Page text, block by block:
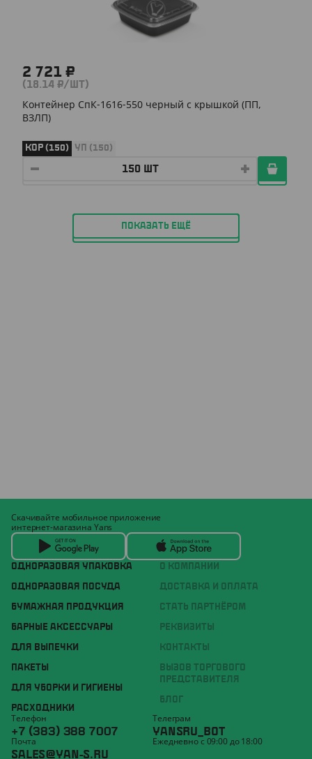
2 721 ₽
(18.14 ₽/ШТ)
Контейнер СпК-1616-550 черный с крышкой (ПП,
ВЗЛП)
КОР (150) УП (150)
ПОКАЗАТЬ ЕЩЁ
ОДНОРАЗОВАЯ УПАКОВКА
ОДНОРАЗОВАЯ ПОСУДА
БУМАЖНАЯ ПРОДУКЦИЯ
БАРНЫЕ АКСЕССУАРЫ
ДЛЯ ВЫПЕЧКИ
ПАКЕТЫ
ДЛЯ УБОРКИ И ГИГИЕНЫ
РАСХОДНИКИ
О КОМПАНИИ
ДОСТАВКА И ОПЛАТА
СТАТЬ ПАРТНЁРОМ
РЕКВИЗИТЫ
КОНТАКТЫ
ВЫЗОВ ТОРГОВОГО
ПРЕДСТАВИТЕЛЯ
БЛОГ
Скачивайте мобильное приложение
интернет-магазина Yans
Телефон
+7 (383) 388 7007
Телеграм
YANSRU_BOT
Почта
SALES@YAN-S.RU
Ежедневно с 09:00 до 18:00